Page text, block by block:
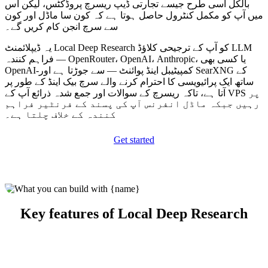
بالکل اسی طرح جیسے تجارتی ڈیپ ریسرچ پروڈکٹس، لیکن اس
میں آپ کو مکمل کنٹرول حاصل ہوتا ہے کہ کون سا ماڈل اور کون
سے سرچ انجن کام کریں گے۔
یہ ڈیپلائمنٹ Local Deep Research کو آپ کے ترجیحی کلاؤڈ LLM
فراہم کنندہ — OpenRouter، OpenAI، Anthropic، یا کسی بھی
OpenAI-کمپیٹیبل اینڈ پوائنٹ — سے جوڑتا ہے اور SearXNG کے
ساتھ ایک پرائیویسی کا احترام کرنے والے سرچ بیک اینڈ کے طور پر
آتا ہے، تاکہ ریسرچ کے سوالات اور جمع شدہ ذرائع آپ کے VPS پر
رہیں جبکہ ماڈل انفرنس آپ کی پسند کے فرنٹیر فراہم
کنندہ کے خلاف چلتا ہے۔
Get started
Key features of Local Deep Research